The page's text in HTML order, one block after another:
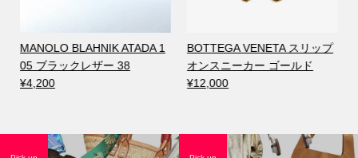
MANOLO BLAHNIK ATADA 1
05 ブラックレザー 38
¥4,200
BOTTEGA VENETA スリップ
オンスニーカー ゴールド
¥12,000